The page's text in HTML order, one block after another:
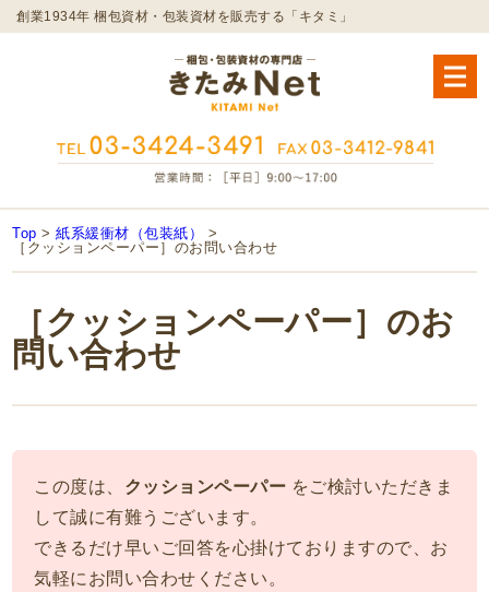
創業1934年 梱包資材・包装資材を販売する「キタミ」
Top >紙系緩衝材（包装紙）
>
［クッションペーパー］のお問い合わせ
［クッションペーパー］のお
問い合わせ
この度は、 クッションペーパー をご検討いただきま
して誠に有難うございます。
できるだけ早いご回答を心掛けておりますので、お
気軽にお問い合わせください。